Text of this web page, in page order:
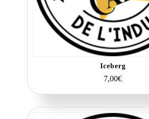
Iceberg
7,00€